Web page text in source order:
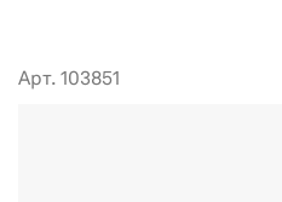
Арт. 103851